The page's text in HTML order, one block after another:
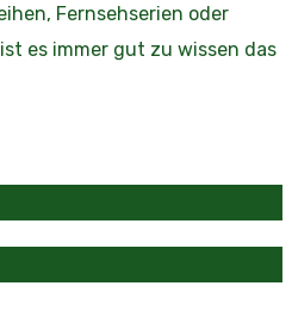
Fernsehserien oder
es immer gut zu wissen das